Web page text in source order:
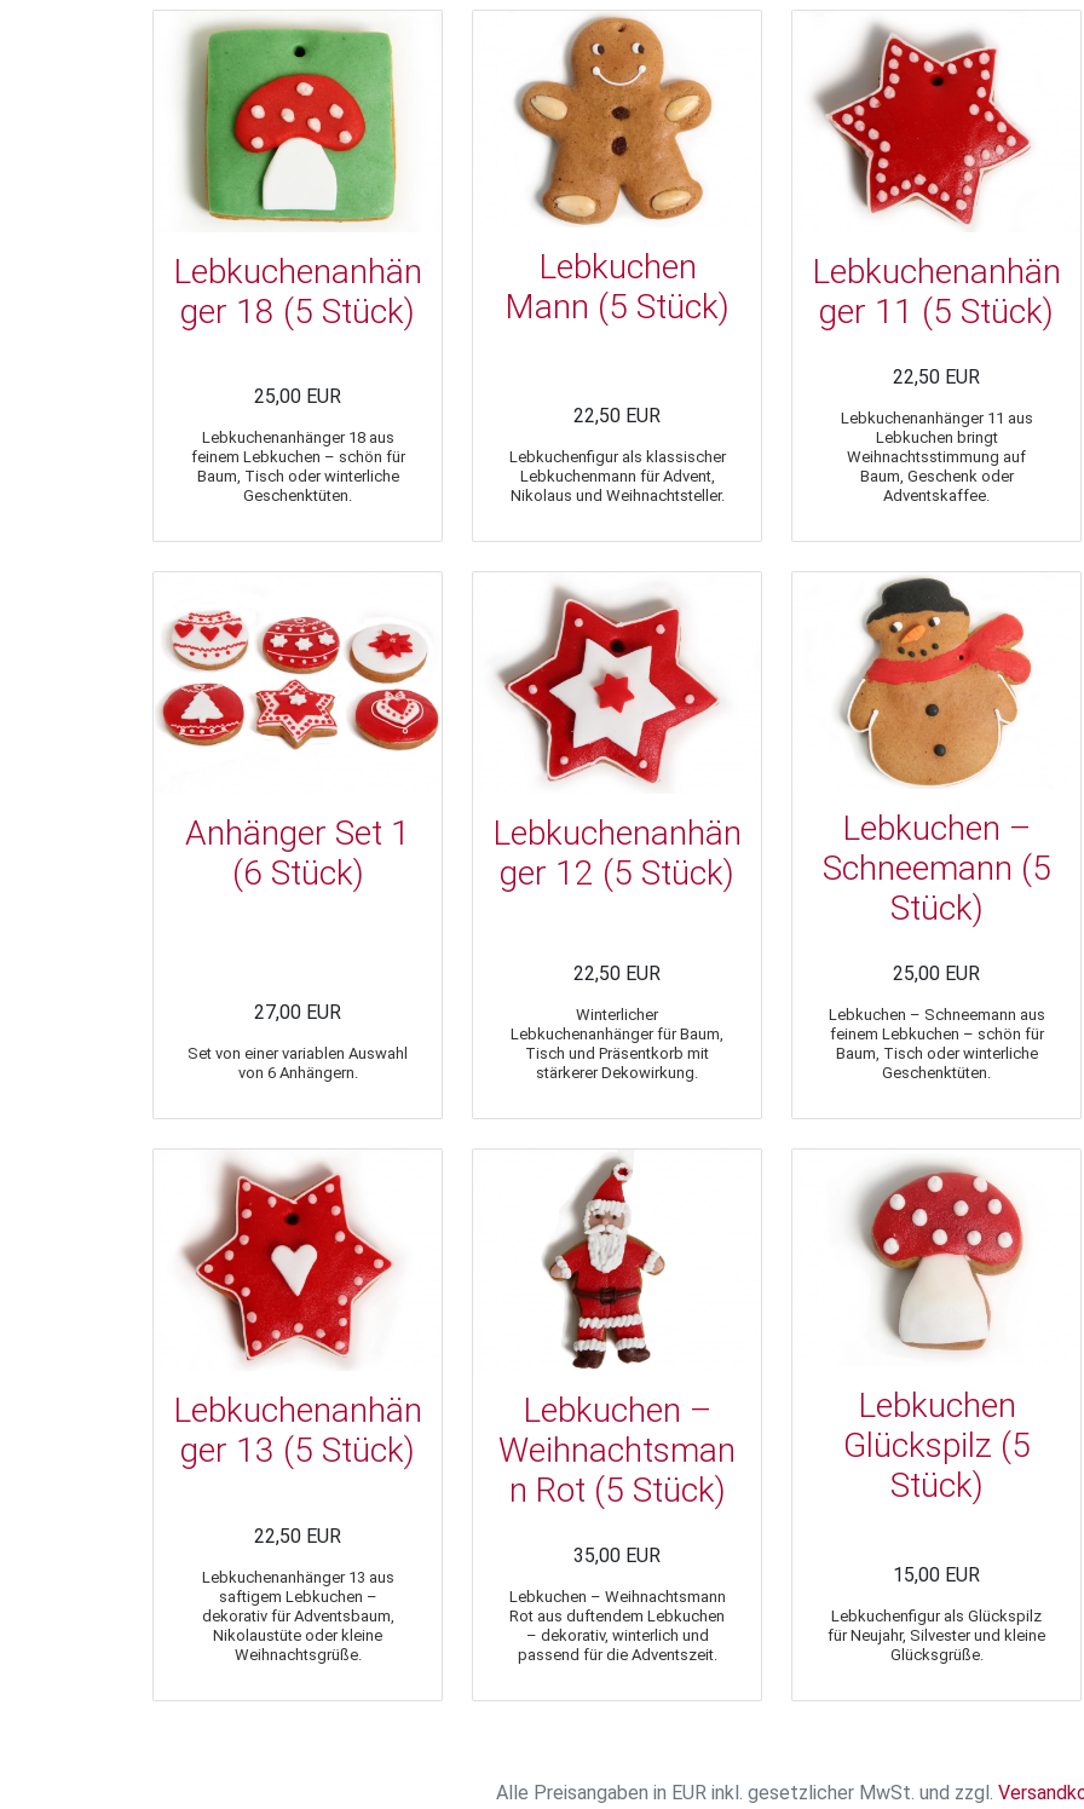
Lebkuchenanhän
ger 18 (5 Stück)
25,00 EUR
Lebkuchenanhänger 18 aus
feinem Lebkuchen – schön für
Baum, Tisch oder winterliche
Geschenktüten.
Lebkuchen
Mann (5 Stück)
22,50 EUR
Lebkuchenfigur als klassischer
Lebkuchenmann für Advent,
Nikolaus und Weihnachtsteller.
Lebkuchenanhän
ger 11 (5 Stück)
22,50 EUR
Lebkuchenanhänger 11 aus
Lebkuchen bringt
Weihnachtsstimmung auf
Baum, Geschenk oder
Adventskaffee.
Anhänger Set 1
(6 Stück)
27,00 EUR
Set von einer variablen Auswahl
von 6 Anhängern.
Lebkuchenanhän
ger 12 (5 Stück)
22,50 EUR
Winterlicher
Lebkuchenanhänger für Baum,
Tisch und Präsentkorb mit
stärkerer Dekowirkung.
Lebkuchen –
Schneemann (5
Stück)
25,00 EUR
Lebkuchen – Schneemann aus
feinem Lebkuchen – schön für
Baum, Tisch oder winterliche
Geschenktüten.
Lebkuchenanhän
ger 13 (5 Stück)
22,50 EUR
Lebkuchenanhänger 13 aus
saftigem Lebkuchen –
dekorativ für Adventsbaum,
Nikolaustüte oder kleine
Weihnachtsgrüße.
Lebkuchen –
Weihnachtsman
n Rot (5 Stück)
35,00 EUR
Lebkuchen – Weihnachtsmann
Rot aus duftendem Lebkuchen
– dekorativ, winterlich und
passend für die Adventszeit.
Lebkuchen
Glückspilz (5
Stück)
15,00 EUR
Lebkuchenfigur als Glückspilz
für Neujahr, Silvester und kleine
Glücksgrüße.
Alle Preisangaben in EUR inkl. gesetzlicher MwSt. und zzgl.